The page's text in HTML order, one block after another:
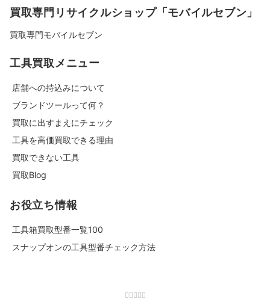
買取専門リサイクルショップ「モバイルセブン」
買取専門モバイルセブン
工具買取メニュー
店舗への持込みについて
ブランドツールって何？
買取に出すまえにチェック
工具を高価買取できる理由
買取できない工具
買取Blog
お役立ち情報
工具箱買取型番一覧100
スナップオンの工具型番チェック方法